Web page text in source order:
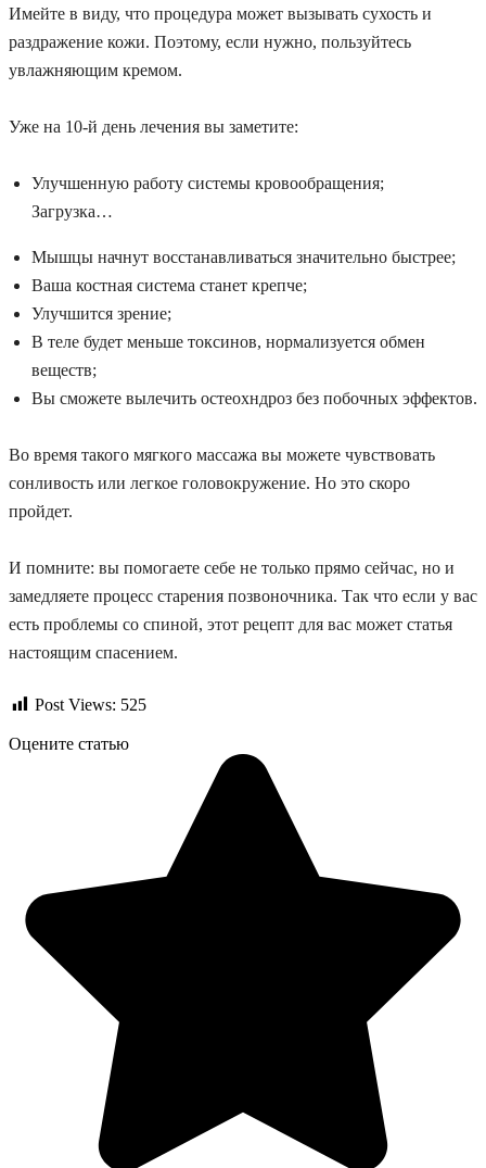
Имейте в виду, что процедура может вызывать сухость и
раздражение кожи. Поэтому, если нужно, пользуйтесь
увлажняющим кремом.
Уже на 10-й день лечения вы заметите:
Улучшенную работу системы кровообращения;
Загрузка…
Мышцы начнут восстанавливаться значительно быстрее;
Ваша костная система станет крепче;
Улучшится зрение;
В теле будет меньше токсинов, нормализуется обмен
веществ;
Вы сможете вылечить остеохндроз без побочных эффектов.
Во время такого мягкого массажа вы можете чувствовать
сонливость или легкое головокружение. Но это скоро
пройдет.
И помните: вы помогаете себе не только прямо сейчас, но и
замедляете процесс старения позвоночника. Так что если у вас
есть проблемы со спиной, этот рецепт для вас может статья
настоящим спасением.
Post Views: 525
Оцените статью